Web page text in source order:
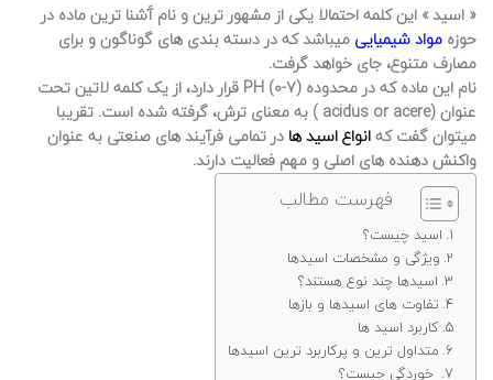
« اسید» این کلمه احتمالا یکی از مشهور ترین و نام آَشنا ترین ماده در
حوزه مواد شیمیایی میباشد که در دسته بندی های گوناگون و برای
مصارف متنوع، جای خواهد گرفت.
نام این ماده که در محدوده PH (0-7) قرار دارد، از یک کلمه لاتین تحت
عنوان (acidus or acere ) به معنای ترش، گرفته شده است. تقریبا
میتوان گفت کهانواع اسید ها در تمامی فرآیند های صنعتی به عنوان
واکنش دهنده های اصلی و مهم فعالیت دارند.
فهرست مطالب
اسید چیست؟
ویژگی و مشخصات اسیدها
اسیدها چند نوع هستند؟
تفاوت های اسیدها و بازها
کاربرد اسید ها
متداول ترین و پرکاربرد ترین اسیدها
خوردگی چیست؟